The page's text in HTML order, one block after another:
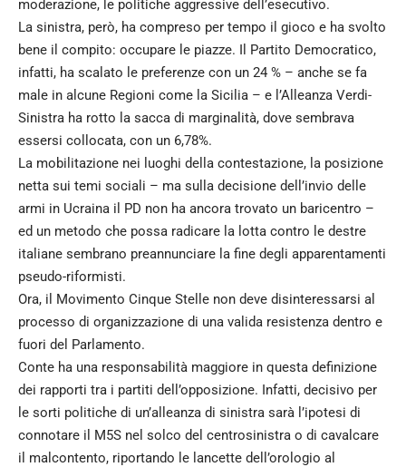
moderazione, le politiche aggressive dell’esecutivo.
La sinistra, però, ha compreso per tempo il gioco e ha svolto
bene il compito: occupare le piazze. Il Partito Democratico,
infatti, ha scalato le preferenze con un 24 % – anche se fa
male in alcune Regioni come la Sicilia – e l’Alleanza Verdi-
Sinistra ha rotto la sacca di marginalità, dove sembrava
essersi collocata, con un 6,78%.
La mobilitazione nei luoghi della contestazione, la posizione
netta sui temi sociali – ma sulla decisione dell’invio delle
armi in Ucraina il PD non ha ancora trovato un baricentro –
ed un metodo che possa radicare la lotta contro le destre
italiane sembrano preannunciare la fine degli apparentamenti
pseudo-riformisti.
Ora, il Movimento Cinque Stelle non deve disinteressarsi al
processo di organizzazione di una valida resistenza dentro e
fuori del Parlamento.
Conte ha una responsabilità maggiore in questa definizione
dei rapporti tra i partiti dell’opposizione. Infatti, decisivo per
le sorti politiche di un’alleanza di sinistra sarà l’ipotesi di
connotare il M5S nel solco del centrosinistra o di cavalcare
il malcontento, riportando le lancette dell’orologio al